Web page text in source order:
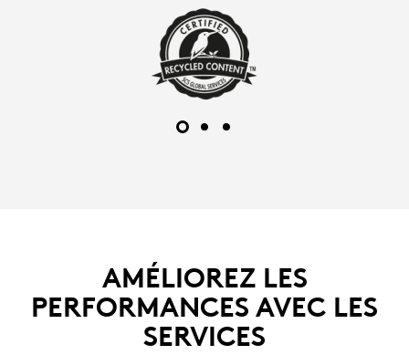
AMÉLIOREZ LES
PERFORMANCES AVEC LES
SERVICES